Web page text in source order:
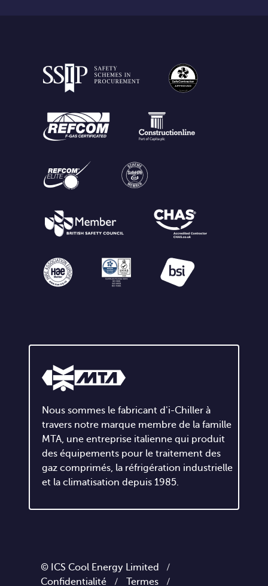
Nous sommes le fabricant d'i-Chiller à
travers notre marque membre de la famille
MTA, une entreprise italienne qui produit
des équipements pour le traitement des
gaz comprimés, la réfrigération industrielle
et la climatisation depuis 1985.
© ICS Cool Energy Limited /
Confidentialité
/ Termes /